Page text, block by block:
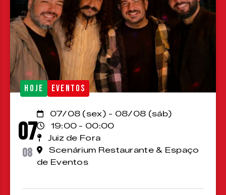
HOJE EVENTOS
07
08
07/08 (sex) - 08/08 (sáb)
19:00 - 00:00
Juiz de Fora
Scenárium Restaurante & Espaço
de Eventos